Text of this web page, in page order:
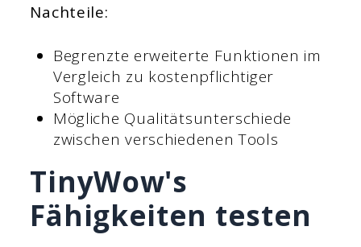
Nachteile:
Begrenzte erweiterte Funktionen im
Vergleich zu kostenpflichtiger
Software
Mögliche Qualitätsunterschiede
zwischen verschiedenen Tools
TinyWow's
Fähigkeiten testen